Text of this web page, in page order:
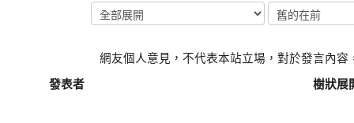
網友個人意見，不代表本站立場，對於發言內容
發表者
樹狀展